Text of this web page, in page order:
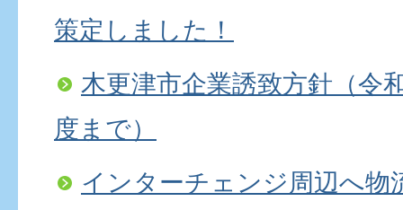
策定しました！
木更津市企業誘致方針（令
度まで）
インターチェンジ周辺へ物